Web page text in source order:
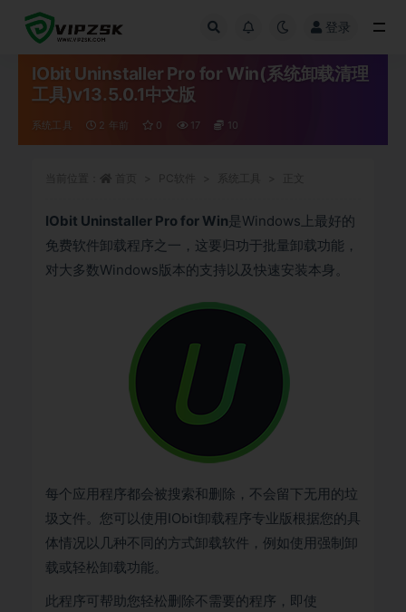
登录
IObit Uninstaller Pro for Win(系统卸载清理
工具)v13.5.0.1中文版
系统工具 2 年前 0 17 10
IObit Uninstaller Pro for Win是Windows上最好的
免费软件卸载程序之一，这要归功于批量卸载功能，
对大多数Windows版本的支持以及快速安装本身。
每个应用程序都会被搜索和删除，不会留下无用的垃
圾文件。您可以使用IObit卸载程序专业版根据您的具
体情况以几种不同的方式卸载软件，例如使用强制卸
载或轻松卸载功能。
此程序可帮助您轻松删除不需要的程序，即使